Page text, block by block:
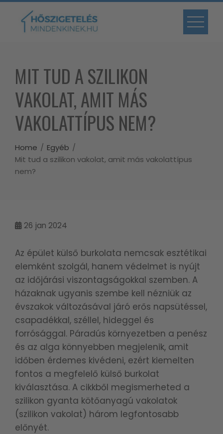
Skip
content
MIT TUD A SZILIKON
VAKOLAT, AMIT MÁS
VAKOLATTÍPUS NEM?
Home
Egyéb
Mit tud a szilikon vakolat, amit más vakolattípus
nem?
26 jan 2024
Az épület külső burkolata nemcsak esztétikai
elemként szolgál, hanem védelmet is nyújt
az időjárási viszontagságokkal szemben. A
házaknak ugyanis szembe kell nézniük az
évszakok változásával járó erős napsütéssel,
csapadékkal, széllel, hideggel és
forrósággal. Páradús környezetben a penész
és az alga könnyebben megjelenik, amit
időben érdemes kivédeni, ezért kiemelten
fontos a megfelelő külső burkolat
kiválasztása. A cikkből megismerheted a
szilikon gyanta kötőanyagú vakolatok
(szilikon vakolat) három legfontosabb
előnyét.